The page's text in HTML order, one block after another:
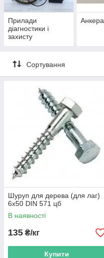
Прилади
діагностики і
захисту
машин
Анкера
Сортування
Шуруп для дерева (для лаг)
6х50 DIN 571 цб
В наявності
135 ₴/кг
Купити